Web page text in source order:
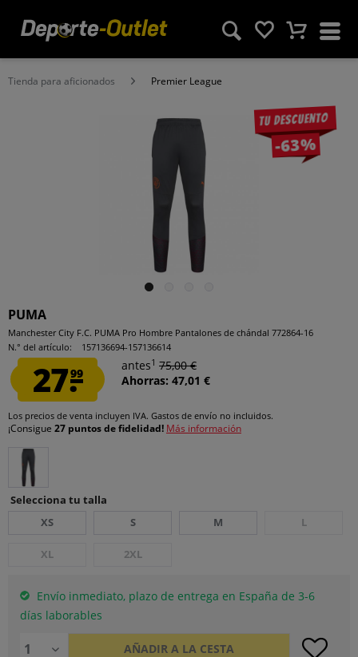
Tienda para aficionados Premier League
Tu descuento
-63%
PUMA
Manchester City F.C. PUMA Pro Hombre Pantalones de chándal 772864-16
N.° del artículo:
157136694-157136614
27.99
antes1 75,00 €
Ahorras: 47,01 €
Los precios de venta incluyen IVA. Gastos de envío no incluidos.
¡Consigue 27 puntos de fidelidad! Más información
Selecciona tu talla
XS
S M L
XL 2XL
Envío inmediato, plazo de entrega en España de 3-6
días laborables
AÑADIR A LA CESTA